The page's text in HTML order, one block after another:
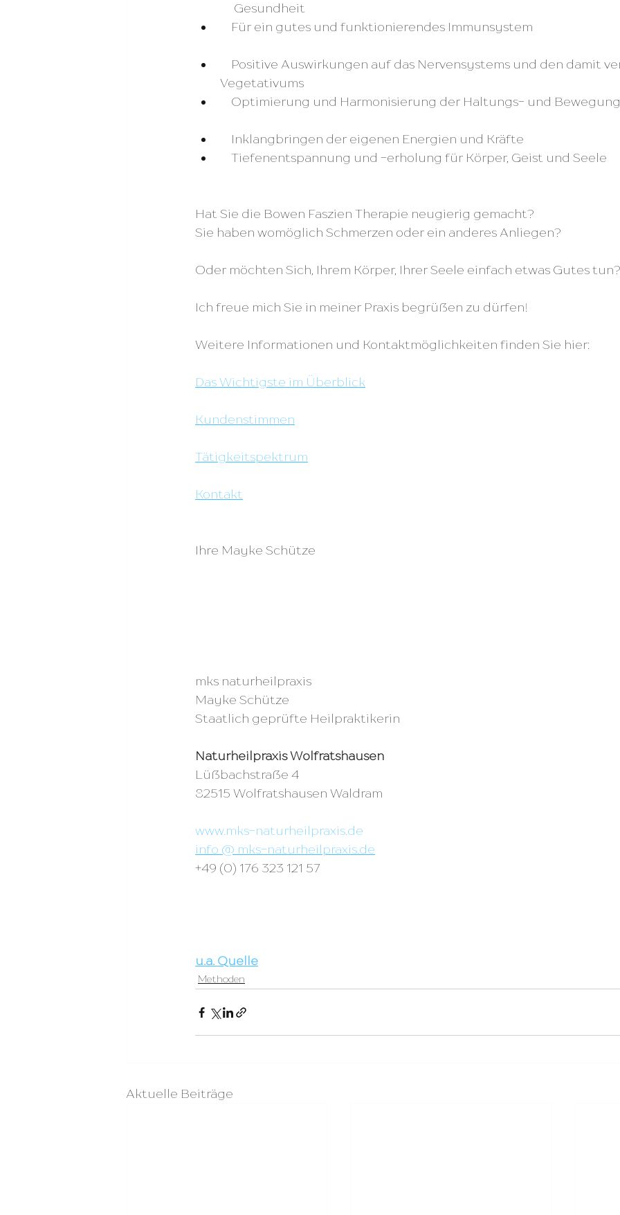
              Gesundheit
    Für ein gutes und funktionierendes Immunsystem
Vegetativums
Optimierung und Harmonisierung der Haltungs- und
    Inklangbringen der eigenen Energien und Kräfte
    Tiefenentspannung und -erholung für Körper, Geist und Seele
Hat Sie die Bowen Faszien Therapie neugierig gemacht?
Sie haben womöglich Schmerzen oder ein anderes Anliegen?
Oder möchten Sich, Ihrem Körper, Ihrer Seele einfach etwas Gutes tun?
Ich freue mich Sie in meiner Praxis begrüßen zu dürfen!
Weitere Informationen und Kontaktmöglichkeiten finden Sie hier:
Das Wichtigste im Überblick
Kundenstimmen
Tätigkeitspektrum
Kontakt
Ihre Mayke Schütze
mks naturheilpraxis
Mayke Schütze
Staatlich geprüfte Heilpraktikerin
Naturheilpraxis Wolfratshausen
Lüßbachstraße 4
82515 Wolfratshausen Waldram
www.mks-naturheilpraxis.de
info @ mks-naturheilpraxis.de
+49 (0) 176 323 121 57
u.a. Quelle
Methoden
Aktuelle Beiträge